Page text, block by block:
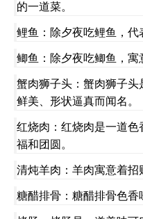
的一道菜。
鲤鱼：除夕夜吃鲤鱼，代
鲫鱼：除夕夜吃鲫鱼，寓
蟹肉狮子头：蟹肉狮子
鲜美、形状逼真而闻名。
红烧肉：红烧肉是一道
福和团圆。
清炖羊肉：羊肉寓意着招
糖醋排骨：糖醋排骨色香